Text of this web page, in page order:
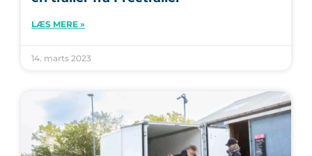
LÆS MERE »
14. marts 2023